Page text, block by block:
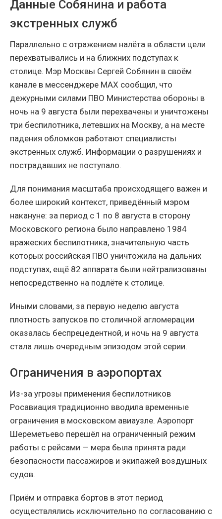
Данные Собянина и работа
экстренных служб
Параллельно с отражением налёта в области цели
перехватывались и на ближних подступах к
столице. Мэр Москвы Сергей Собянин в своём
канале в мессенджере MAX сообщил, что
дежурными силами ПВО Министерства обороны в
ночь на 9 августа были перехвачены и уничтожены
три беспилотника, летевших на Москву, а на месте
падения обломков работают специалисты
экстренных служб. Информации о разрушениях и
пострадавших не поступало.
Для понимания масштаба происходящего важен и
более широкий контекст, приведённый мэром
накануне: за период с 1 по 8 августа в сторону
Московского региона было направлено 1984
вражеских беспилотника, значительную часть
которых российская ПВО уничтожила на дальних
подступах, ещё 82 аппарата были нейтрализованы
непосредственно на подлёте к столице.
Иными словами, за первую неделю августа
плотность запусков по столичной агломерации
оказалась беспрецедентной, и ночь на 9 августа
стала лишь очередным эпизодом этой серии.
Ограничения в аэропортах
Из-за угрозы применения беспилотников
Росавиация традиционно вводила временные
ограничения в московском авиаузле. Аэропорт
Шереметьево перешёл на ограниченный режим
работы с рейсами — мера была принята ради
безопасности пассажиров и экипажей воздушных
судов.
Приём и отправка бортов в этот период
осуществлялись исключительно по согласованию с